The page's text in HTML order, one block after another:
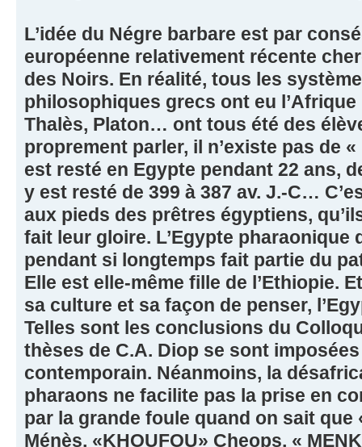
L’idée du Négre barbare est par
européenne relativement récente
des Noirs. En réalité, tous les
philosophiques grecs ont eu
Thalès, Platon… ont tous été des
proprement parler, il n’existe pas de
est resté en Egypte pendant 22 ans,
y est resté de 399 à 387 av. J.-C…
aux pieds des prêtres égyptiens,
fait leur gloire. L’Egypte
pendant si longtemps fait partie du
Elle est elle-même fille de l’Ethiopie.
sa culture et sa façon de penser,
Telles sont les conclusions du
thèses de C.A. Diop se sont
contemporain. Néanmoins, la
pharaons ne facilite pas la prise en
par la grande foule quand on sait que
Ménès, «KHOUFOU» Cheops, «